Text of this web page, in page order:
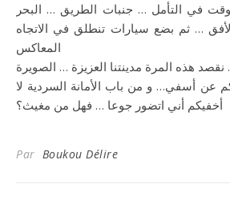
في التأمل … جنبات الطريق … البحر
… ثم بضع سيارات تنطلق في الاتجاه
المعاكس
…
الآن على بعد ٥٠ كم عن أسفي… و من باب الأمانة السردية لا
أخفيكم أني اتضور جوعا … فهل من مغيث؟
Par Boukou Délire